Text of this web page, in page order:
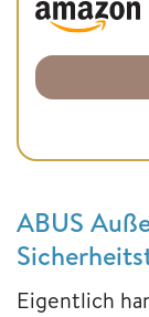
ABUS
Eigentlich